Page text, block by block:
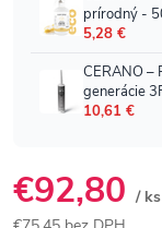
€92,80 / ks